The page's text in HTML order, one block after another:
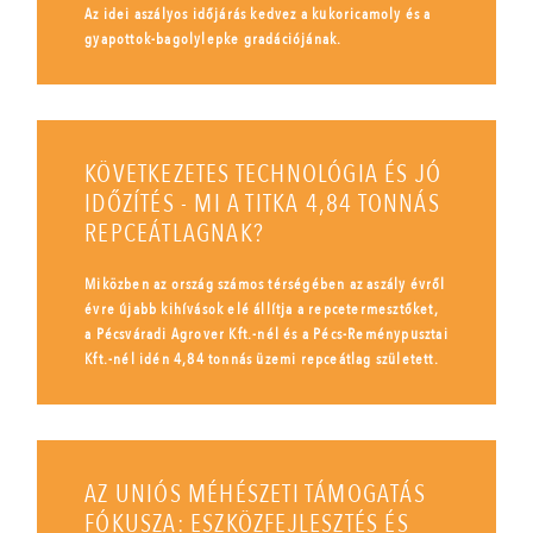
Az idei aszályos időjárás kedvez a kukoricamoly és a
gyapottok-bagolylepke gradációjának.
KÖVETKEZETES TECHNOLÓGIA ÉS JÓ
IDŐZÍTÉS - MI A TITKA 4,84 TONNÁS
REPCEÁTLAGNAK?
Miközben az ország számos térségében az aszály évről
évre újabb kihívások elé állítja a repcetermesztőket,
a Pécsváradi Agrover Kft.-nél és a Pécs-Reménypusztai
Kft.-nél idén 4,84 tonnás üzemi repceátlag született.
AZ UNIÓS MÉHÉSZETI TÁMOGATÁS
FÓKUSZA: ESZKÖZFEJLESZTÉS ÉS